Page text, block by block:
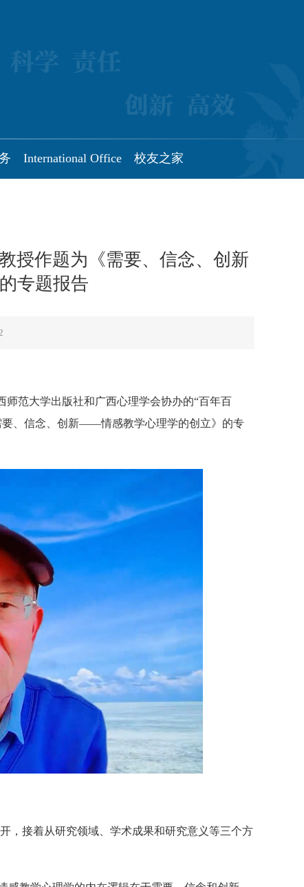
International Office 校友之家
授作题为《需要、信念、创新
专题报告
师范大学出版社和广西心理学会协办的“百年百
要、信念、创新——情感教学心理学的创立》的专
，接着从研究领域、学术成果和研究意义等三个方